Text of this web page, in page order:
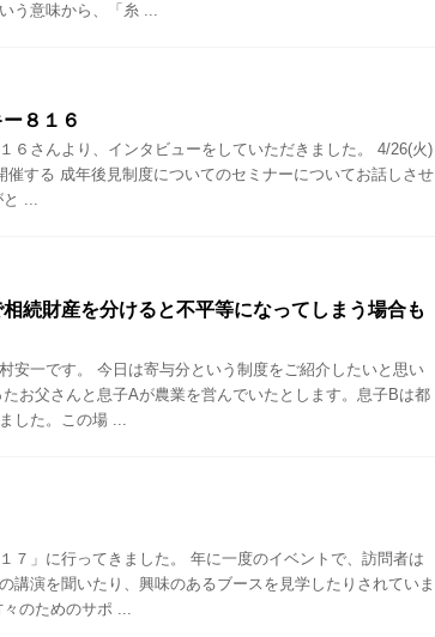
う意味から、「糸 ...
８１６
６さんより、インタビューをしていただきました。 4/26(火)
催する 成年後見制度についてのセミナーについてお話しさせ
と ...
続財産を分けると不平等になってしまう場合も
安一です。 今日は寄与分という制度をご紹介したいと思い
お父さんと息子Aが農業を営んでいたとします。息子Bは都
した。この場 ...
７」に行ってきました。 年に一度のイベントで、訪問者は
講演を聞いたり、興味のあるブースを見学したりされていま
のためのサポ ...